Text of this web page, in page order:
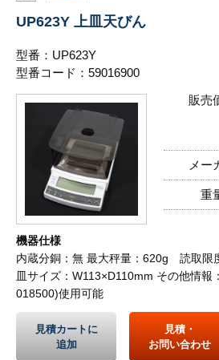
UP623Y 上皿天びん
型番：UP623Y
型番コード：59016900
販売
メー
重
機器仕様
内蔵分銅：無 最大秤量：620g 読取
皿サイズ：W113×D110mm その他情報
018500)使用可能
見積カートに
追加
見積・
お問い合わせ